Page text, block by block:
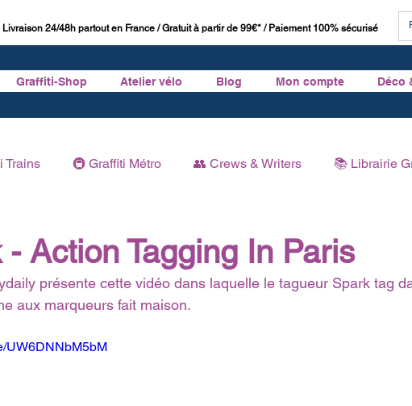
Livraison 24/48h partout en France / Gratuit à partir de 99€* / Paiement 100% sécurisé
Graffiti-Shop Atelier vélo Blog Mon compte Déco
Trains 🚇 Graffiti Métro 👥 Crews & Writers 📚 Librairie
- Action Tagging In Paris
présente cette vidéo dans laquelle le tagueur Spark tag
aux marqueurs fait maison.
UW6DNNbM5bM